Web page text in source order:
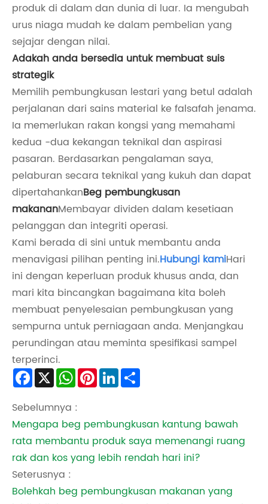
produk di dalam dan dunia di luar. Ia mengubah
urus niaga mudah ke dalam pembelian yang
sejajar dengan nilai.
Adakah anda bersedia untuk membuat suis
strategik
Memilih pembungkusan lestari yang betul adalah
perjalanan dari sains material ke falsafah jenama.
Ia memerlukan rakan kongsi yang memahami
kedua -dua kekangan teknikal dan aspirasi
pasaran. Berdasarkan pengalaman saya,
pelaburan secara teknikal yang kukuh dan dapat
dipertahankanBeg pembungkusan
makananMembayar dividen dalam kesetiaan
pelanggan dan integriti operasi.
Kami berada di sini untuk membantu anda
menavigasi pilihan penting ini.Hubungi kamiHari
ini dengan keperluan produk khusus anda, dan
mari kita bincangkan bagaimana kita boleh
membuat penyelesaian pembungkusan yang
sempurna untuk perniagaan anda. Menjangkau
perundingan atau meminta spesifikasi sampel
terperinci.
Facebook
X WhatsApp
PinterestLinkedIn
Sebelumnya :
Mengapa beg pembungkusan kantung bawah
rata membantu produk saya memenangi ruang
rak dan kos yang lebih rendah hari ini?
Seterusnya :
Bolehkah beg pembungkusan makanan yang